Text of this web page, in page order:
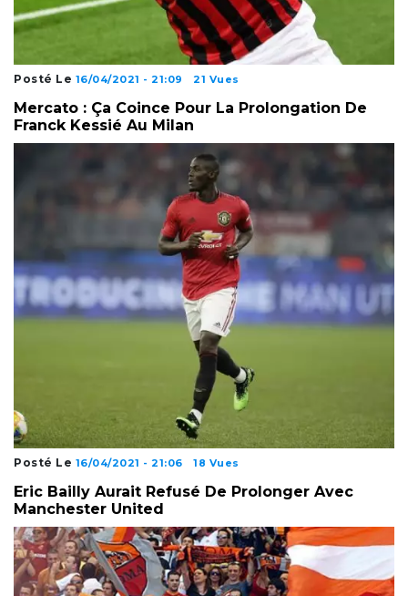
Posté Le 16/04/2021 - 21:09 21 Vues
Mercato : Ça Coince Pour La Prolongation De
Franck Kessié Au Milan
Posté Le 16/04/2021 - 21:06 18 Vues
Eric Bailly Aurait Refusé De Prolonger Avec
Manchester United